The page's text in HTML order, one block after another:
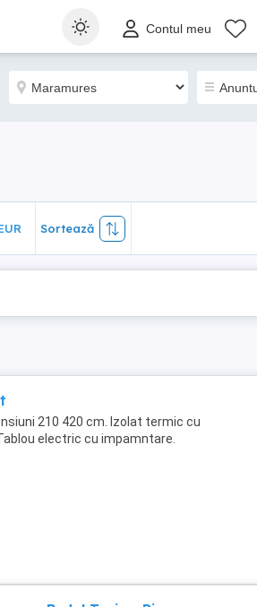
Contul meu
Sortează
Sortează
210 420 cm. Izolat termic cu
electric cu impamntare.